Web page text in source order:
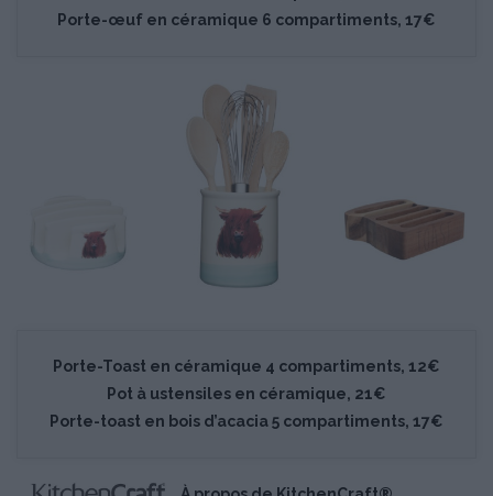
Porte-œuf en céramique 6 compartiments, 17€
Porte-Toast en céramique 4 compartiments, 12€
Pot à ustensiles en céramique, 21€
Porte-toast en bois d’acacia 5 compartiments, 17€